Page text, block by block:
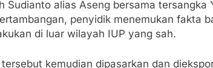
di Perairan Giligenting Ditemukan,
Sudianto alias Aseng bersama tersangka
penyidik menemukan fakta
di luar wilayah IUP yang sah.
kemudian dipasarkan dan